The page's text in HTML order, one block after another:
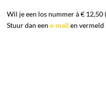
Wil je een los nummer à €
Stuur dan eene-mail.en